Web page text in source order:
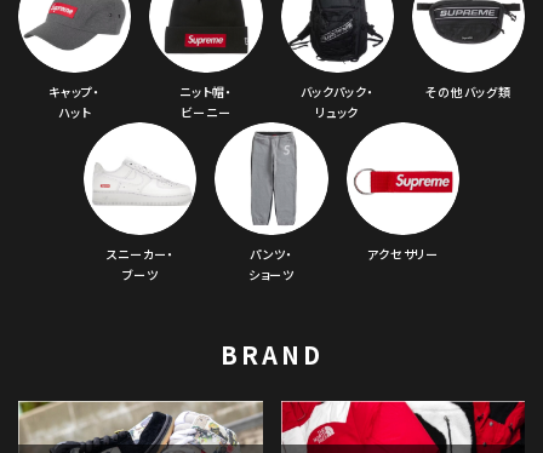
キャップ・
ハット
ニット帽・
ビーニー
バックパック・
リュック
その他バッグ類
スニーカー・
ブーツ
パンツ・
ショーツ
アクセサリー
BRAND